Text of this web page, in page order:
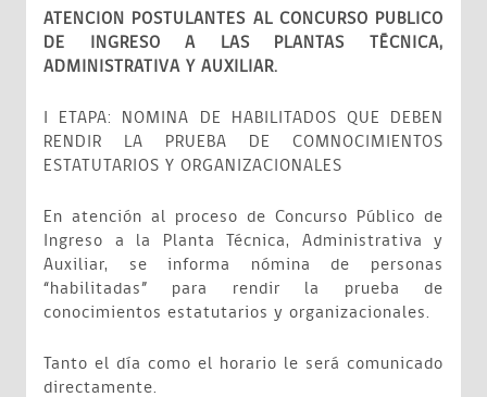
ATENCION POSTULANTES AL CONCURSO PUBLICO
DE INGRESO A LAS PLANTAS TÉCNICA,
ADMINISTRATIVA Y AUXILIAR.
I ETAPA: NOMINA DE HABILITADOS QUE DEBEN
RENDIR LA PRUEBA DE COMNOCIMIENTOS
ESTATUTARIOS Y ORGANIZACIONALES
En atención al proceso de Concurso Público de
Ingreso a la Planta Técnica, Administrativa y
Auxiliar, se informa nómina de personas
“habilitadas” para rendir la prueba de
conocimientos estatutarios y organizacionales.
Tanto el día como el horario le será comunicado
directamente.